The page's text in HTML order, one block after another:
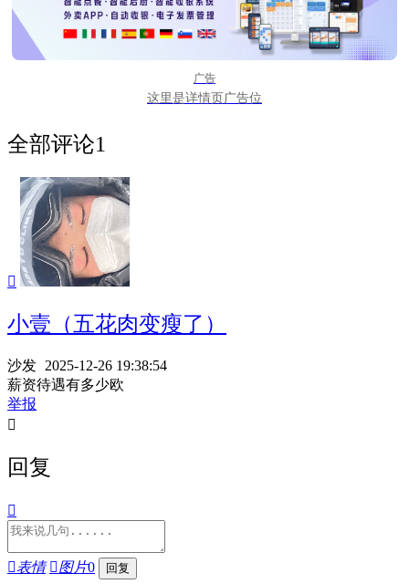
广告
这里是详情页广告位
全部评论1

小壹（五花肉变瘦了）
沙发 2025-12-26 19:38:54
薪资待遇有多少欧
举报

回复

表情 图片0